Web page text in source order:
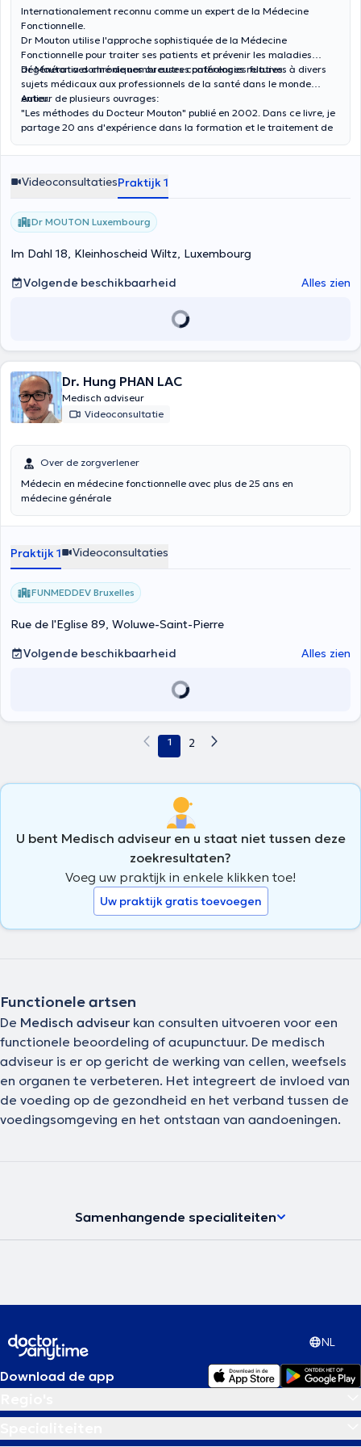
Internationalement reconnu comme un expert de la Médecine
Fonctionnelle.
Dr Mouton utilise l'approche sophistiquée de la Médecine
Fonctionnelle pour traiter ses patients et prévenir les maladies
dégénératives chroniques ou autres pathologies futures.
Dr Mouton a donné de nombreuses conférences relatives à divers
sujets médicaux aux professionnels de la santé dans le monde
entier.
Auteur de plusieurs ouvrages:
"Les méthodes du Docteur Mouton" publié en 2002. Dans ce livre, je
partage 20 ans d'expérience dans la formation et le traitement de
"Ecosystème intestinal & santé optimale" ; a été publié en 2004 puis
travail rigoureusement référencé, j'offre une exploration scientifique
complète des relations interconnectées entre la fonction ou la
dysfonction intestinale et l'état de santé général, livrant ainsi les
algorythmes les plus fondamentaux de la Médecine Fonctionnelle.
vous pouvez retrouver sur mon site internet.
"Introduction à la Médecine Fonctionnelle".
, dont nous sommes tous porteurs, certains impactent
fortement notre santé, de manière favorable ou non, en fonction de
VideoconsultatiesPraktijk 1
Dr MOUTON Luxembourg
Im Dahl 18, Kleinhoscheid Wiltz, Luxembourg
Volgende beschikbaarheid
Alles zien
Dr. Hung PHAN LAC
Medisch adviseur
Videoconsultatie
Over de zorgverlener
Médecin en médecine fonctionnelle avec plus de 25 ans en
médecine générale
Praktijk 1 Videoconsultaties
FUNMEDDEV Bruxelles
Rue de l'Eglise 89, Woluwe-Saint-Pierre
Volgende beschikbaarheid
Alles zien
1 2
U bent Medisch adviseur en u staat niet tussen deze
zoekresultaten?
Voeg uw praktijk in enkele klikken toe!
Uw praktijk gratis toevoegen
Functionele artsen
De Medisch adviseur kan consulten uitvoeren voor een
functionele beoordeling of acupunctuur. De medisch
adviseur is er op gericht de werking van cellen, weefsels
en organen te verbeteren. Het integreert de invloed van
de voeding op de gezondheid en het verband tussen de
voedingsomgeving en het ontstaan van aandoeningen.
Samenhangende specialiteiten
NL
Download de app